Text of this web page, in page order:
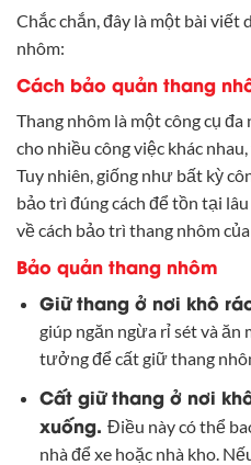
Chắc chắn, đây là một bài viết
nhôm:
Cách bảo quản thang
Thang nhôm là một công cụ
cho nhiều công việc khác
Tuy nhiên, giống như bất kỳ
bảo trì đúng cách để tồn tại
về cách bảo trì thang nhôm
Bảo quản thang nhôm
Giữ thang ở nơi khô
giúp ngăn ngừa rỉ sét và ăn
tưởng để cất giữ thang
Cất giữ thang ở nơi
xuống. Điều này có thể
nhà để xe hoặc nhà kho.